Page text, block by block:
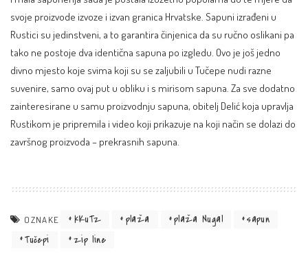
svoje proizvode izvoze i izvan granica Hrvatske. Sapuni izrađeni u
Rustici su jedinstveni, a to garantira činjenica da su ručno oslikani pa
tako ne postoje dva identična sapuna po izgledu. Ovo je još jedno
divno mjesto koje svima koji su se zaljubili u Tučepe nudi razne
suvenire, samo ovaj put u obliku i s mirisom sapuna. Za sve dodatno
zainteresirane u samu proizvodnju sapuna, obitelj Delić koja upravlja
Rustikom je pripremila i video koji prikazuje na koji način se dolazi do
završnog proizvoda – prekrasnih sapuna.
OZNAKE kKuTz plaža plaža Nugal
sapun
Tučepi
zip line